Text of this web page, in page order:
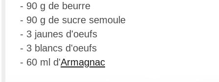
- 90 g de beurre
- 90 g de sucre semoule
- 3 jaunes d'oeufs
- 3 blancs d'oeufs
- 60 ml d'Armagnac